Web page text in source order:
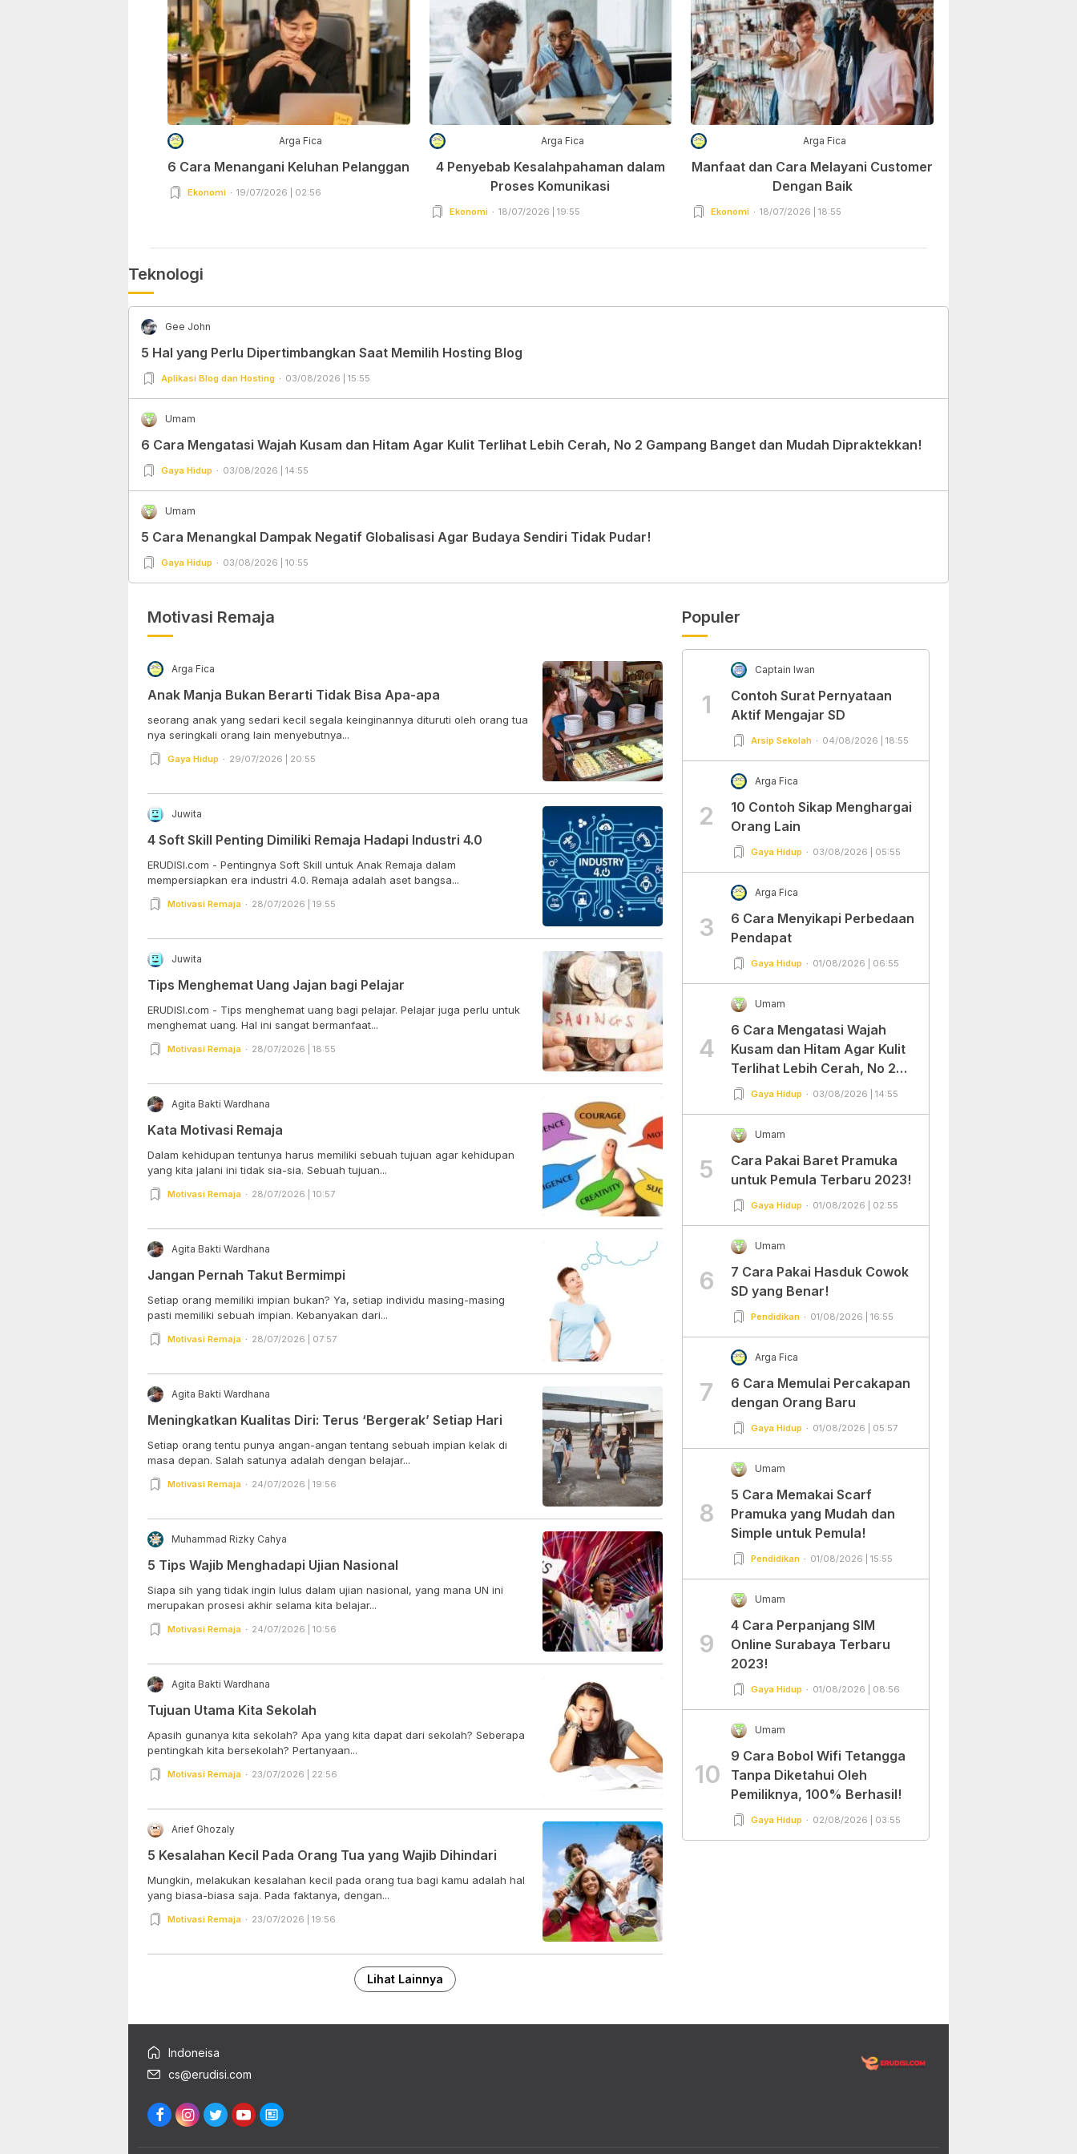
Arga Fica
6 Cara Menangani Keluhan Pelanggan
Ekonomi 19/07/2026 | 02:56
Arga Fica
4 Penyebab Kesalahpahaman dalam
Proses Komunikasi
Ekonomi 18/07/2026 | 19:55
Arga Fica
Manfaat dan Cara Melayani Customer
Dengan Baik
Ekonomi 18/07/2026 | 18:55
Teknologi
Gee John
5 Hal yang Perlu Dipertimbangkan Saat Memilih Hosting Blog
Aplikasi Blog dan Hosting 03/08/2026 | 15:55
Umam
6 Cara Mengatasi Wajah Kusam dan Hitam Agar Kulit Terlihat Lebih Cerah, No 2 Gampang Banget dan Mudah Dipraktekkan!
Gaya Hidup 03/08/2026 | 14:55
Umam
5 Cara Menangkal Dampak Negatif Globalisasi Agar Budaya Sendiri Tidak Pudar!
Gaya Hidup 03/08/2026 | 10:55
Motivasi Remaja
Arga Fica
Anak Manja Bukan Berarti Tidak Bisa Apa-apa
seorang anak yang sedari kecil segala keinginannya dituruti oleh orang tua
nya seringkali orang lain menyebutnya...
Gaya Hidup 29/07/2026 | 20:55
Juwita
4 Soft Skill Penting Dimiliki Remaja Hadapi Industri 4.0
ERUDISI.com - Pentingnya Soft Skill untuk Anak Remaja dalam
mempersiapkan era industri 4.0. Remaja adalah aset bangsa...
Motivasi Remaja 28/07/2026 | 19:55
Juwita
Tips Menghemat Uang Jajan bagi Pelajar
ERUDISI.com - Tips menghemat uang bagi pelajar. Pelajar juga perlu untuk
menghemat uang. Hal ini sangat bermanfaat...
Motivasi Remaja 28/07/2026 | 18:55
Agita Bakti Wardhana
Kata Motivasi Remaja
Dalam kehidupan tentunya harus memiliki sebuah tujuan agar kehidupan
yang kita jalani ini tidak sia-sia. Sebuah tujuan...
Motivasi Remaja 28/07/2026 | 10:57
Agita Bakti Wardhana
Jangan Pernah Takut Bermimpi
Setiap orang memiliki impian bukan? Ya, setiap individu masing-masing
pasti memiliki sebuah impian. Kebanyakan dari...
Motivasi Remaja 28/07/2026 | 07:57
Agita Bakti Wardhana
Meningkatkan Kualitas Diri: Terus ‘Bergerak’ Setiap Hari
Setiap orang tentu punya angan-angan tentang sebuah impian kelak di
masa depan. Salah satunya adalah dengan belajar...
Motivasi Remaja 24/07/2026 | 19:56
Muhammad Rizky Cahya
5 Tips Wajib Menghadapi Ujian Nasional
Siapa sih yang tidak ingin lulus dalam ujian nasional, yang mana UN ini
merupakan prosesi akhir selama kita belajar...
Motivasi Remaja 24/07/2026 | 10:56
Agita Bakti Wardhana
Tujuan Utama Kita Sekolah
Apasih gunanya kita sekolah? Apa yang kita dapat dari sekolah? Seberapa
pentingkah kita bersekolah? Pertanyaan...
Motivasi Remaja 23/07/2026 | 22:56
Arief Ghozaly
5 Kesalahan Kecil Pada Orang Tua yang Wajib Dihindari
Mungkin, melakukan kesalahan kecil pada orang tua bagi kamu adalah hal
yang biasa-biasa saja. Pada faktanya, dengan...
Motivasi Remaja 23/07/2026 | 19:56
Lihat Lainnya
Populer
1
Captain Iwan
Contoh Surat Pernyataan
Aktif Mengajar SD
Arsip Sekolah 04/08/2026 | 18:55
2
Arga Fica
10 Contoh Sikap Menghargai
Orang Lain
Gaya Hidup 03/08/2026 | 05:55
3
Arga Fica
6 Cara Menyikapi Perbedaan
Pendapat
Gaya Hidup 01/08/2026 | 06:55
4
Umam
6 Cara Mengatasi Wajah
Kusam dan Hitam Agar Kulit
Terlihat Lebih Cerah, No 2
Gampang Banget dan Mudah
Gaya Hidup 03/08/2026 | 14:55
5
Umam
Cara Pakai Baret Pramuka
untuk Pemula Terbaru 2023!
Gaya Hidup 01/08/2026 | 02:55
6
Umam
7 Cara Pakai Hasduk Cowok
SD yang Benar!
Pendidikan 01/08/2026 | 16:55
7
Arga Fica
6 Cara Memulai Percakapan
dengan Orang Baru
Gaya Hidup 01/08/2026 | 05:57
8
Umam
5 Cara Memakai Scarf
Pramuka yang Mudah dan
Simple untuk Pemula!
Pendidikan 01/08/2026 | 15:55
9
Umam
4 Cara Perpanjang SIM
Online Surabaya Terbaru
2023!
Gaya Hidup 01/08/2026 | 08:56
10
Umam
9 Cara Bobol Wifi Tetangga
Tanpa Diketahui Oleh
Pemiliknya, 100% Berhasil!
Gaya Hidup 02/08/2026 | 03:55
Indoneisa
cs@erudisi.com